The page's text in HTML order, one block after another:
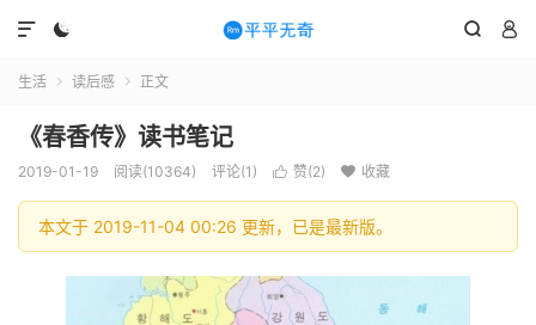
  

生活  读后感  正文
《春香传》读书笔记
2019-01-19 阅读(10364) 评论(1)  赞(2)  收藏
本文于 2019-11-04 00:26 更新，已是最新版。